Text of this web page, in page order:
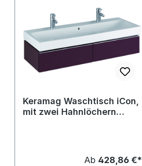
Keramag Waschtisch iCon,
mit zwei Hahnlöchern
Ab428,86 €*